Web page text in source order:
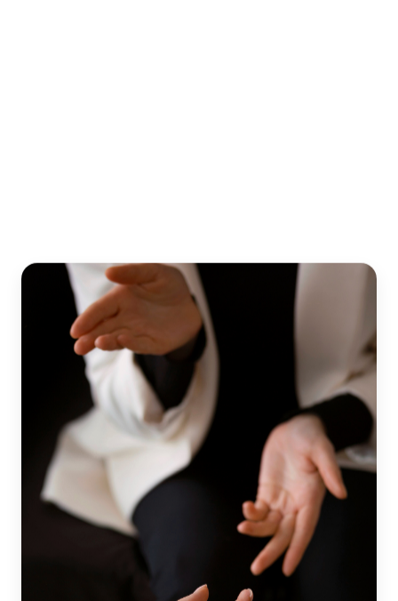
O que é a psicoterapia?
A psicoterapia é um processo de
acompanhamento psicológico que oferece um
espaço ético, confidencial e respeitoso para que
você possa falar sobre o que sente, pensa e vive.